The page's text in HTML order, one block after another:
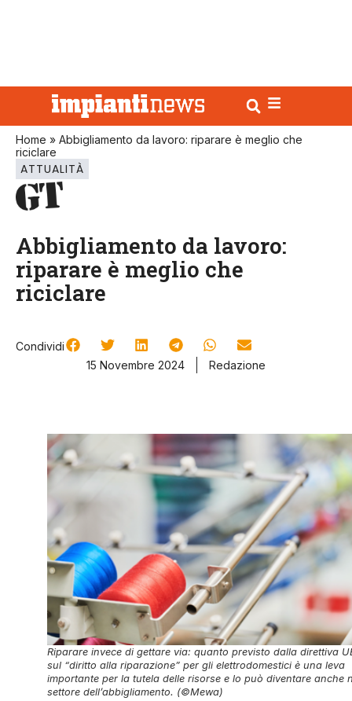
Home » Abbigliamento da lavoro: riparare è meglio che
riciclare
ATTUALITÀ
Abbigliamento da lavoro:
riparare è meglio che
riciclare
Condividi
15 Novembre 2024
Redazione
Riparare invece di gettare via: quanto previsto dalla direttiva
sul “diritto alla riparazione” per gli elettrodomestici è una leva
importante per la tutela delle risorse e lo può diventare anche
settore dell’abbigliamento. (©Mewa)